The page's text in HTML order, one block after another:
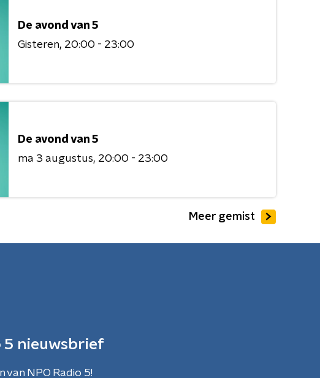
De avond van 5
Gisteren 20:00 - 23:00
De avond van 5
ma 3 augustus 20:00 - 23:00
Meer gemist
5 nieuwsbrief
van NPO Radio 5!